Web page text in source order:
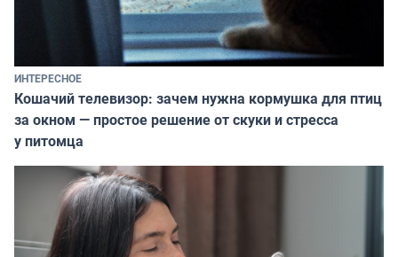
ИНТЕРЕСНОЕ
Кошачий телевизор: зачем нужна кормушка для птиц
за окном — простое решение от скуки и стресса
у питомца